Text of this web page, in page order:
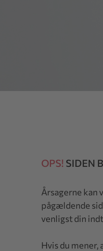
OPS! SIDEN
Årsagerne kan
pågældende
venligst din
Hvis du mener,